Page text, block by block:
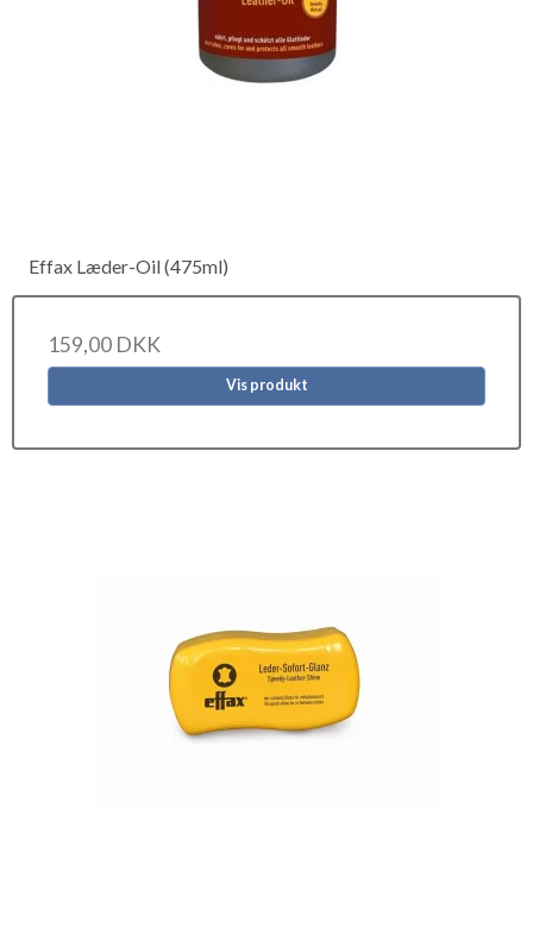
Effax Læder-Oil (475ml)
159,00 DKK
Vis produkt